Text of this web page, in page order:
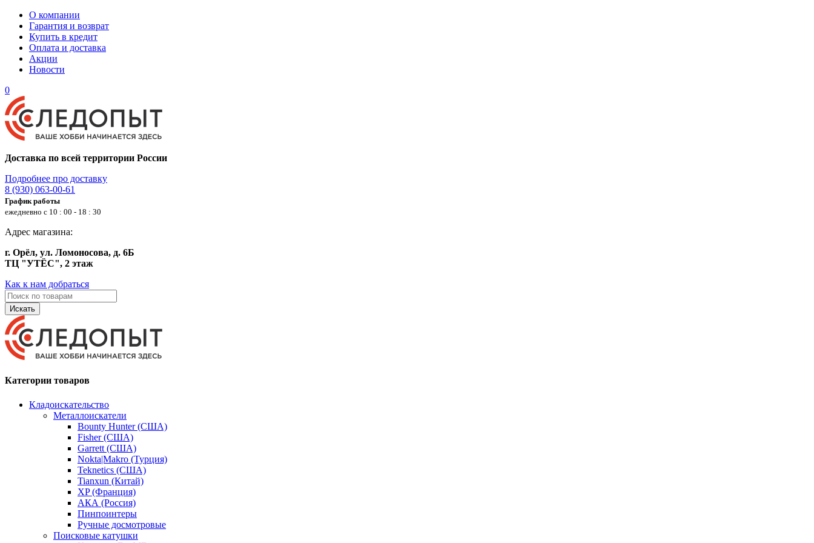
О компании
Гарантия и возврат
Купить в кредит
Оплата и доставка
Акции
Новости
0
Доставка по всей территории России
Подробнее про доставку
8 (930) 063-00-61
График работы
ежедневно с 10 : 00 - 18 : 30
Адрес магазина:
г. Орёл, ул. Ломоносова, д. 6Б
ТЦ "УТЁС", 2 этаж
Как к нам добраться
Искать
Категории товаров
Кладоискательство
Металлоискатели
Bounty Hunter (США)
Fisher (США)
Garrett (США)
Nokta|Makro (Турция)
Teknetics (США)
Tianxun (Китай)
XP (Франция)
АКА (Россия)
Пинпоинтеры
Ручные досмотровые
Поисковые катушки